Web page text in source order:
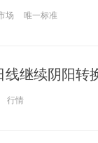
场 唯一标准
线继续阴
行情